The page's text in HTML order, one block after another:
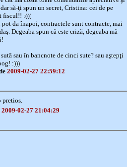
să-ţi spun un secret, Cristina: cei de pe
fiscul!! :(((
da înapoi, contractele sunt contracte, mai
Degeaba spun că este criză, degeaba mă
sau în bancnote de cinci sute? sau aştepţi
:)))
2009-02-27 22:59:12
pretios.
2009-02-27 21:04:29